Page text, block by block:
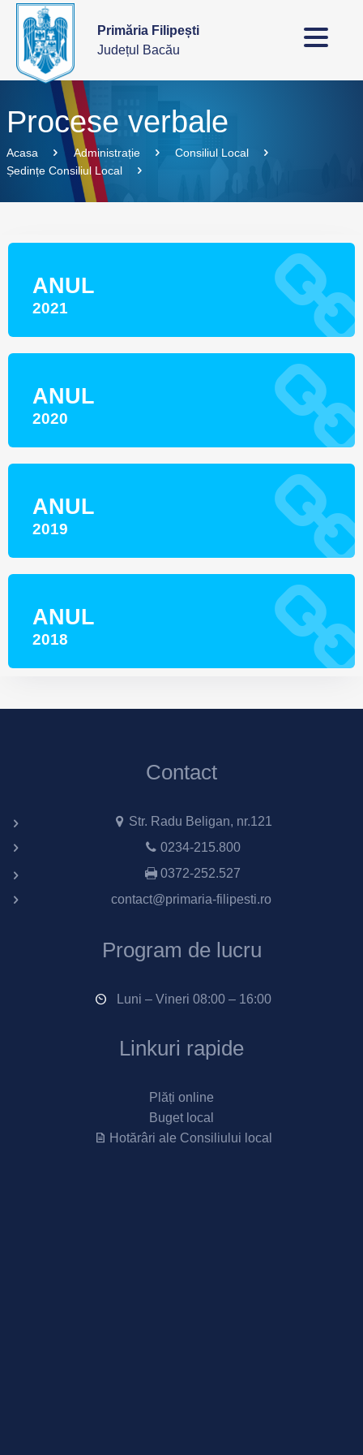
Primăria Filipești
Județul Bacău
Procese verbale
Acasa Administrație
Consiliul Local
Ședințe Consiliul Local
ANUL
2021
ANUL
2020
ANUL
2019
ANUL
2018
Contact
Str. Radu Beligan, nr.121
0234-215.800
0372-252.527
contact@primaria-filipesti.ro
Program de lucru
Luni – Vineri 08:00 – 16:00
Linkuri rapide
Plăți online
Buget local
Hotărâri ale Consiliului local